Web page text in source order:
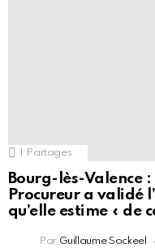
Partages
Bourg-lès-Valence
Procureur a validé
qu’elle estime « de
Par Guillaume Sockeel